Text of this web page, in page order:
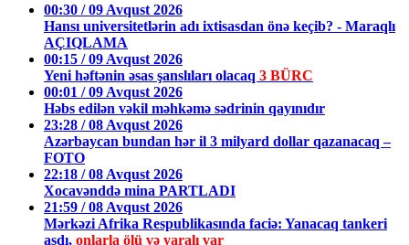
00:30 / 09 Avqust 2026
Hansı universitetlərin adı ixtisasdan önə keçib? - Maraqlı
AÇIQLAMA
00:15 / 09 Avqust 2026
Yeni həftənin əsas şanslıları olacaq 3 BÜRC
00:01 / 09 Avqust 2026
Həbs edilən vəkil məhkəmə sədrinin qayınıdır
23:28 / 08 Avqust 2026
Azərbaycan bundan hər il 3 milyard dollar qazanacaq –
FOTO
22:18 / 08 Avqust 2026
Xocavənddə mina PARTLADI
21:59 / 08 Avqust 2026
Mərkəzi Afrika Respublikasında faciə: Yanacaq tankeri
aşdı, onlarla ölü və yaralı var